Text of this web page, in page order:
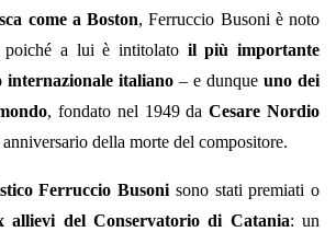
come a Boston, Ferruccio Busoni è noto
poiché a lui è intitolato il più importante
internazionale italiano – e dunque uno dei
, fondato nel 1949 daCesare Nordio
della morte del compositore.
Ferruccio Busoni sono stati premiati o
allievi del Conservatorio di Catania: un